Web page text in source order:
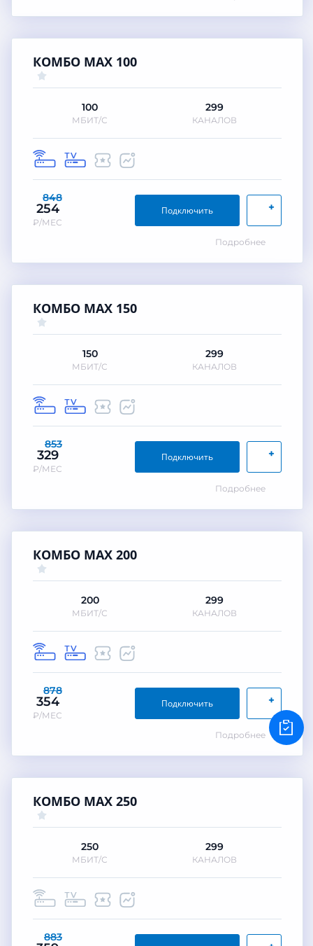
КОМБО MAX 100
100
МБИТ/С
299
КАНАЛОВ
848
254
₽/МЕС
+
Подключить
Подробнее
КОМБО MAX 150
150
МБИТ/С
299
КАНАЛОВ
853
329
₽/МЕС
+
Подключить
Подробнее
КОМБО MAX 200
200
МБИТ/С
299
КАНАЛОВ
878
354
₽/МЕС
+
Подключить
Подробнее
КОМБО MAX 250
250
МБИТ/С
299
КАНАЛОВ
883